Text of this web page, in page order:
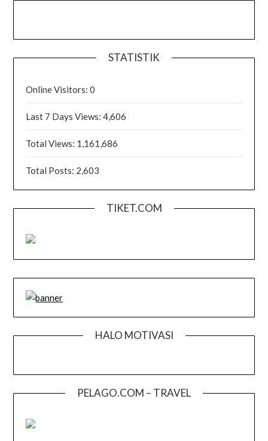
STATISTIK
Online Visitors:0
Last 7 Days Views:4,606
Total Views: 1,161,686
Total Posts: 2,603
TIKET.COM
HALO MOTIVASI
PELAGO.COM – TRAVEL